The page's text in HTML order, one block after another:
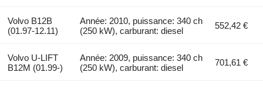
Volvo B12B
(01.97-12.11)
Année: 2010, puissance: 340 ch
(250 kW), carburant: diesel
552,42 €
Volvo U-LIFT
B12M (01.99-)
Année: 2009, puissance: 340 ch
(250 kW), carburant: diesel
701,61 €